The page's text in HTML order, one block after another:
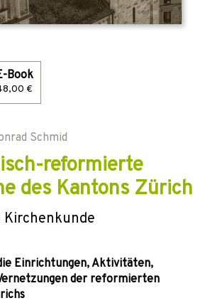
Book
€
Schmid
reformierte
des Kantons Zürich
Kirchenkunde
Einrichtungen, Aktivitäten,
der reformierten